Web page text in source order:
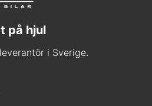
på hjul
i Sverige.